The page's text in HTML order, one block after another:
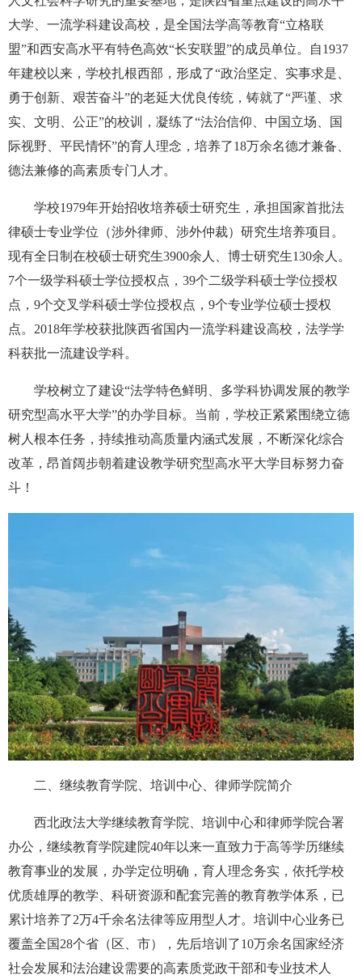
大学、一流学科建设高校 ，是全国法学高等教育“立格联
盟”和西安高水平有特色高效“长安联盟”的成员单位。自1937
年建校以来，学校扎根西部，形成了“政治坚定、实事求是、
勇于创新、艰苦奋斗”的老延大优良传统，铸就了“严谨、求
实、文明、公正”的校训，凝练了“法治信仰、中国立场、国
际视野、平民情怀”的育人理念，培养了18万余名德才兼备、
德法兼修的高素质专门人才。
学校1979年开始招收培养硕士研究生，承担国家首批法
律硕士专业学位（涉外律师、涉外仲裁）研究生培养项目。
现有全日制在校硕士研究生3900余人、博士研究生130余人。
7个一级学科硕士学位授权点，39个二级学科硕士学位授权
点，9个交叉学科硕士学位授权点，9个专业学位硕士授权
点。2018年学校获批陕西省国内一流学科建设高校，法学学
科获批一流建设学科。
学校树立了建设“法学特色鲜明、多学科协调发展的教学
研究型高水平大学”的办学目标。当前，学校正紧紧围绕立德
树人根本任务，持续推动高质量内涵式发展，不断深化综合
改革，昂首阔步朝着建设教学研究型高水平大学目标努力奋
斗！
二、继续教育学院、培训中心、律师学院简介
西北政法大学继续教育学院、培训中心和律师学院合署
办公，继续教育学院建院40年以来一直致力于高等学历继续
教育事业的发展， 办学定位明确， 育人理念务实 ， 依托学校
优质雄厚的教学、科研资源和配套完善的教育教学体系，已
累计培养了2万4千余名法律等应用型人才。培训中心业务已
覆盖全国28个省（区、市），先后培训了10万余名国家经济
社会发展和法治建设需要的高素质党政干部和专业技术人